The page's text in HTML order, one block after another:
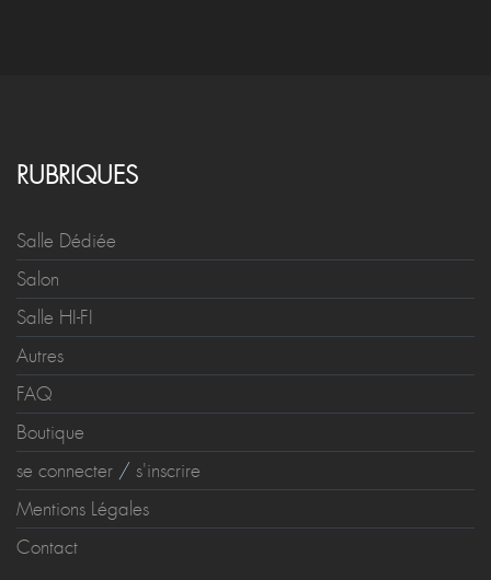
RUBRIQUES
Salle Dédiée
Salon
Salle HI-FI
Autres
FAQ
Boutique
se connecter / s'inscrire
Mentions Légales
Contact